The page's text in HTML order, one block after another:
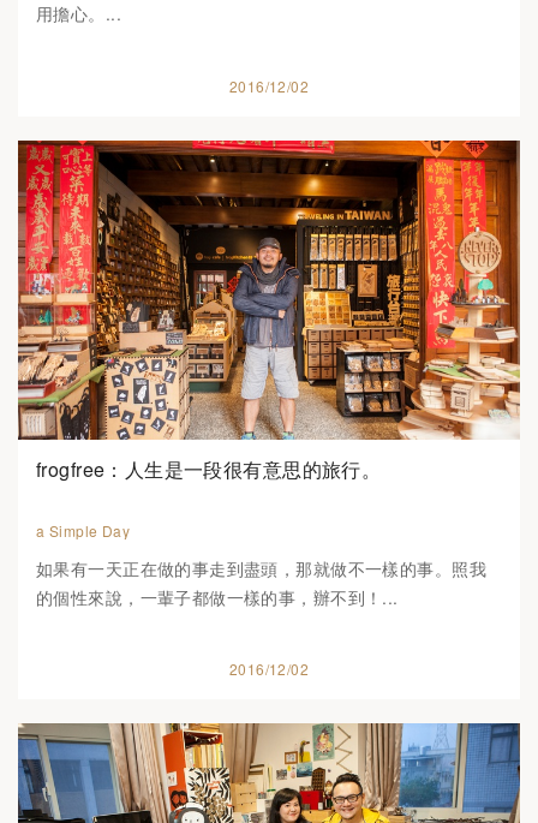
用擔心。...
2016/12/02
frogfree：人生是一段很有意思的旅行。
a Simple Day
如果有一天正在做的事走到盡頭，那就做不一樣的事。照我
的個性來說，一輩子都做一樣的事，辦不到！...
2016/12/02